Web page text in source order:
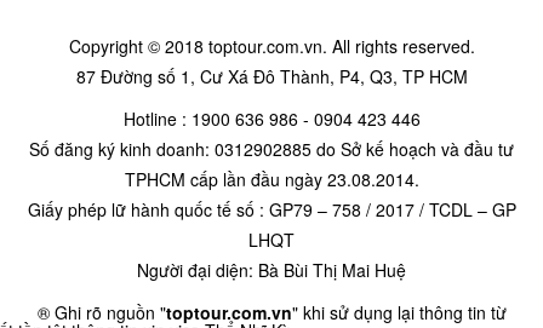
Copyright © 2018 toptour.com.vn. All rights reserved.
87 Đường số 1, Cư Xá Đô Thành, P4, Q3, TP HCM
Hotline : 1900 636 986 - 0904 423 446
Số đăng ký kinh doanh: 0312902885 do Sở kế hoạch và đầu tư
TPHCM cấp lần đầu ngày 23.08.2014.
Giấy phép lữ hành quốc tế số : GP79 – 758 / 2017 / TCDL – GP
LHQT
Người đại diện: Bà Bùi Thị Mai Huệ
® Ghi rõ nguồn "toptour.com.vn" khi sử dụng lại thông tin từ